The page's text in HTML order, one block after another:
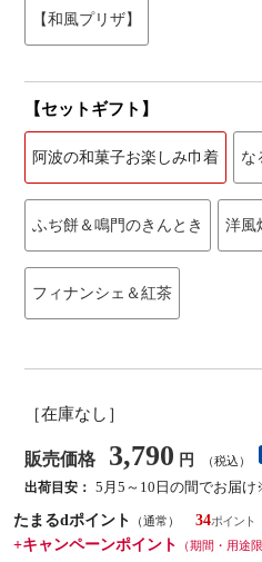
【和風プリザ】
【セットギフト】
阿波の和菓子お楽しみ巾着 な
ふぢ餅＆鳴門のきんとき 洋風
フィナンシェ＆紅茶
［在庫なし］
販売価格 3,790 円 （税込）
出荷目安： 5月5～10日の間でお届
たまるdポイント
（通常）
34
+キャンペーンポイント
（期間・用途限